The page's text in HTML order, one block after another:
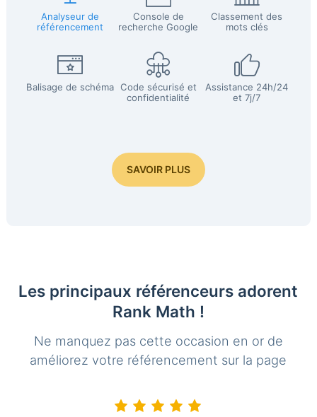
Analyseur de
référencement
Console de
recherche Google
Classement des
mots clés
Balisage de schéma Code sécurisé et
confidentialité
Assistance 24h/24
et 7j/7
SAVOIR PLUS
Les principaux référenceurs adorent
Rank Math !
Ne manquez pas cette occasion en or de
améliorez votre référencement sur la page